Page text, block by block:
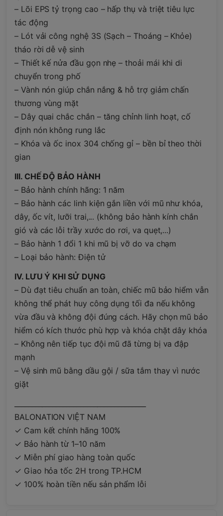
– Lõi EPS tỷ trọng cao – hấp thụ và triệt tiêu lực
tác động
– Lót vải công nghệ 3S (Sạch – Thoáng – Khỏe)
tháo rời dễ vệ sinh
– Thiết kế nửa đầu gọn nhẹ – thoải mái khi di
chuyển trong phố
– Vành nón giúp chắn nắng & hỗ trợ giảm chấn
thương vùng mặt
– Dây quai chắc chắn – tăng chỉnh linh hoạt, cố
định nón không rung lắc
– Khóa và ốc inox 304 chống gỉ – bền bỉ theo thời
gian
III. CHẾ ĐỘ BẢO HÀNH
– Bảo hành chính hãng: 1 năm
– Bảo hành các linh kiện gắn liền với mũ như khóa,
dây, ốc vít, lưỡi trai,... (không bảo hành kính chắn
gió và các lỗi trầy xước do rơi, va quẹt,...)
– Bảo hành 1 đổi 1 khi mũ bị vỡ do va chạm
– Loại bảo hành: Điện tử
IV. LƯU Ý KHI SỬ DỤNG
– Dù đạt tiêu chuẩn an toàn, chiếc mũ bảo hiểm vẫn
không thể phát huy công dụng tối đa nếu không
vừa đầu và không đội đúng cách. Hãy chọn mũ bảo
hiểm có kích thước phù hợp và khóa chặt dây khóa
– Không nên tiếp tục đội mũ đã từng bị va đập
mạnh
– Vệ sinh mũ bằng dầu gội / sữa tắm thay vì nước
giặt
BALONATION VIỆT NAM
✓ Cam kết chính hãng 100%
✓ Bảo hành từ 1–10 năm
✓ Miễn phí giao hàng toàn quốc
✓ Giao hỏa tốc 2H trong TP.HCM
✓ 100% hoàn tiền nếu sản phẩm lỗi